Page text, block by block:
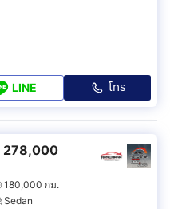
LINE โทร
278,000
180,000 กม.
Sedan